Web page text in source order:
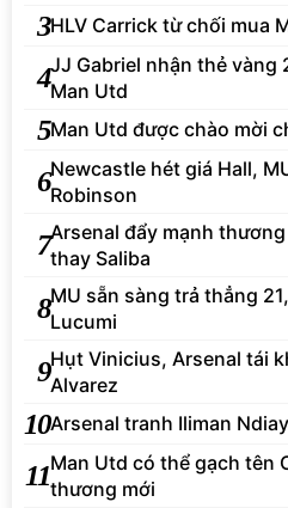
3HLV Carrick từ chối mua
4JJ Gabriel nhận thẻ vàng
Man Utd
5Man Utd được chào mời
6Newcastle hét giá Hall,
Robinson
7Arsenal đẩy mạnh
thay Saliba
8MU sẵn sàng trả thẳng
Lucumi
9Hụt Vinicius, Arsenal tái
Alvarez
10Arsenal tranh Iliman
11Man Utd có thể gạch tên
thương mới